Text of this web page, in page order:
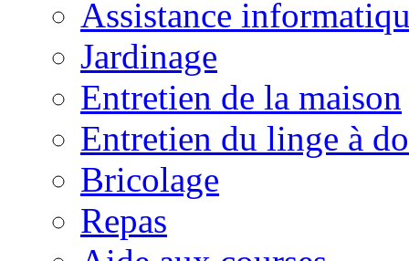
Assistance
Jardinage
Entretien de la maison
Entretien du linge à
Bricolage
Repas